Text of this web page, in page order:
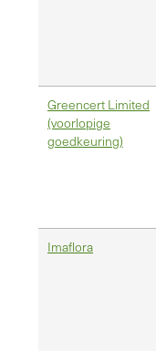
Greencert Limited
(voorlopige
goedkeuring)
Imaflora